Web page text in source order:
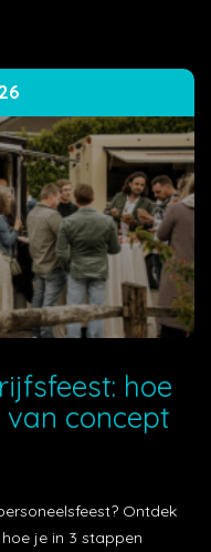
hoe
concept
Ontdek
je in 3 stappen